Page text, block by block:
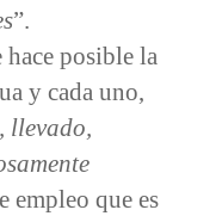
”.
posible la
y cada uno,
llevado,
empleo que es